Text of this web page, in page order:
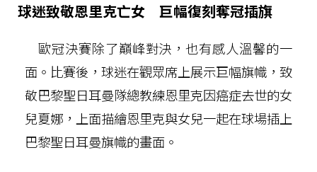
球迷致敬恩里克亡女 巨幅復刻奪冠插旗
歐冠決賽除了巔峰對決，也有感人溫馨的一
面。比賽後，球迷在觀眾席上展示巨幅旗幟，致
敬巴黎聖日耳曼隊總教練恩里克因癌症去世的女
兒夏娜，上面描繪恩里克與女兒一起在球場插上
巴黎聖日耳曼旗幟的畫面。